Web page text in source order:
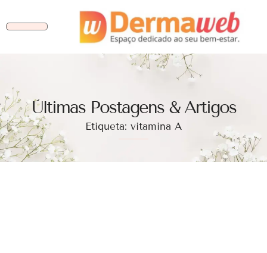
Ùltimas Postagens & Artigos
Etiqueta: vitamina A